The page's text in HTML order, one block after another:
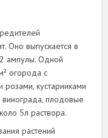
Оно выпускается в
ампулы. Одной
огорода с
кустарниками
винограда, плодовые
5л раствора.
растений